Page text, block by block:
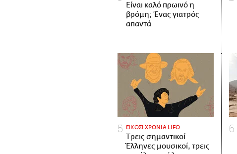
Είναι καλό πρωινό η
βρόμη; Ένας γιατρός
απαντά
ΕΙΚΟΣΙ ΧΡΟΝΙΑ LIFO
Tρεις σημαντικοί
Έλληνες μουσικοί, τρεις